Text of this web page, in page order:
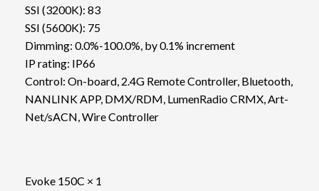
SSI (3200K): 83
SSI (5600K): 75
Dimming: 0.0%-100.0%, by 0.1% increment
IP rating: IP66
Control: On-board, 2.4G Remote Controller, Bluetooth,
NANLINK APP, DMX/RDM, LumenRadio CRMX, Art-
Net/sACN, Wire Controller
Evoke 150C × 1